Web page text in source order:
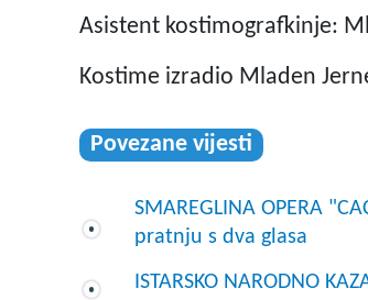
Asistent kostimografkinje:
Kostime izradio Mladen
Povezane vijesti
SMAREGLINA OPERA
pratnju s dva glasa
ISTARSKO NARODNO